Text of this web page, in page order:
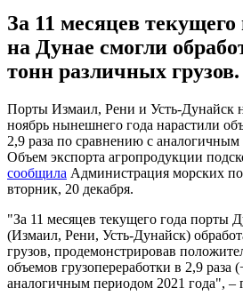
За 11 месяцев текущего
на Дунае смогли
тонн различных грузов.
Порты Измаил, Рени и Усть-Дунайск
ноябрь нынешнего года нарастили
2,9 раза по сравнению с
Объем экспорта агропродукции
сообщила Администрация морских
вторник, 20 декабря.
"За 11 месяцев текущего года порты
(Измаил, Рени, Усть-Дунайск)
грузов, продемонстрировав
объемов грузопереработки в 2,9 раза
аналогичным периодом 2021 года", –